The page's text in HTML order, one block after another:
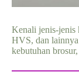
Kenali jenis-jenis
HVS, dan
kebutuhan